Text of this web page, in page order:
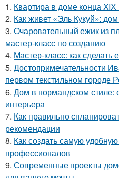
1. Квартира в доме конца XIX
2. Как живет «Эль Кукуй»:
3. Очаровательный ежик из
мастер-класс по созданию
4. Мастер-класс: как
5. Достопримечательности
первом текстильном городе
6. Дом в нормандском стиле:
интерьера
7. Как правильно
рекомендации
8. Как создать самую
профессионалов
9. Современные проекты